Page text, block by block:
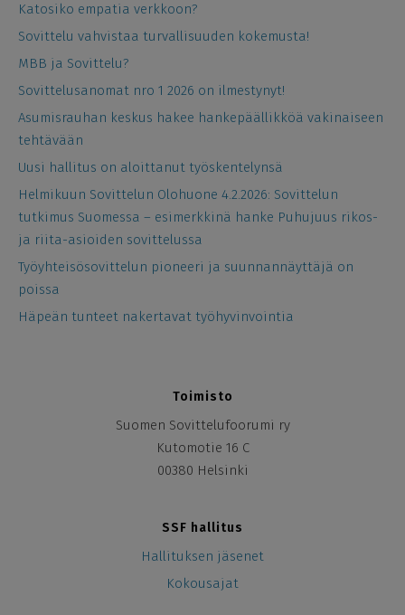
Katosiko empatia verkkoon?
Sovittelu vahvistaa turvallisuuden kokemusta!
MBB ja Sovittelu?
Sovittelusanomat nro 1 2026 on ilmestynyt!
Asumisrauhan keskus hakee hankepäällikköä vakinaiseen
tehtävään
Uusi hallitus on aloittanut työskentelynsä
Helmikuun Sovittelun Olohuone 4.2.2026: Sovittelun
tutkimus Suomessa – esimerkkinä hanke Puhujuus rikos-
ja riita-asioiden sovittelussa
Työyhteisösovittelun pioneeri ja suunnannäyttäjä on
poissa
Häpeän tunteet nakertavat työhyvinvointia
Toimisto
Suomen Sovittelufoorumi ry
Kutomotie 16 C
00380 Helsinki
SSF hallitus
Hallituksen jäsenet
Kokousajat